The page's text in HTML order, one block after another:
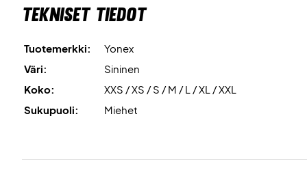
Tekniset tiedot
Tuotemerkki:
Yonex
Väri:
Sininen
Koko:
XXS / XS / S / M / L / XL / XXL
Sukupuoli:
Miehet